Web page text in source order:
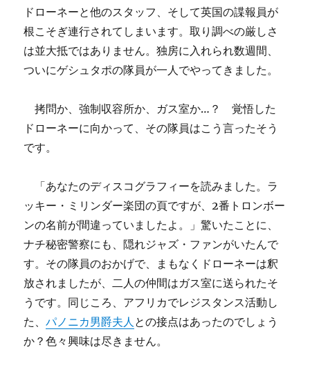
ドローネーと他のスタッフ、そして英国の諜報員が
根こそぎ連行されてしまいます。取り調べの厳しさ
は並大抵ではありません。独房に入れられ数週間、
ついにゲシュタポの隊員が一人でやってきました。
拷問か、強制収容所か、ガス室か…？ 覚悟した
ドローネーに向かって、その隊員はこう言ったそう
です。
「あなたのディスコグラフィーを読みました。ラ
ッキー・ミリンダー楽団の頁ですが、2番トロンボー
ンの名前が間違っていましたよ。」驚いたことに、
ナチ秘密警察にも、隠れジャズ・ファンがいたんで
す。その隊員のおかげで、まもなくドローネーは釈
放されましたが、二人の仲間はガス室に送られたそ
うです。同じころ、アフリカでレジスタンス活動し
た、パノニカ男爵夫人 との接点はあったのでしょう
か？色々興味は尽きません。